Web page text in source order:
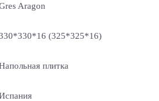
Aragon
(325*325*16)
плитка